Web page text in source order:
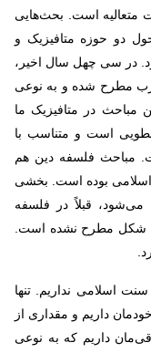
است. بحث‌هایی
دو حوزه متافیزیک و
در سی چهل سال اخیر،
مطرح شده و به نوعی
مباحث در متافیزیک ما
است و متناسب با
مباحث فلسفه دین هم
اسلامی بوده است. بخشی
قبلاً در فلسفه
شکل مطرح نشده است.
اسلامی نداریم. تنها
داریم و مقداری از
داریم که به نوعی